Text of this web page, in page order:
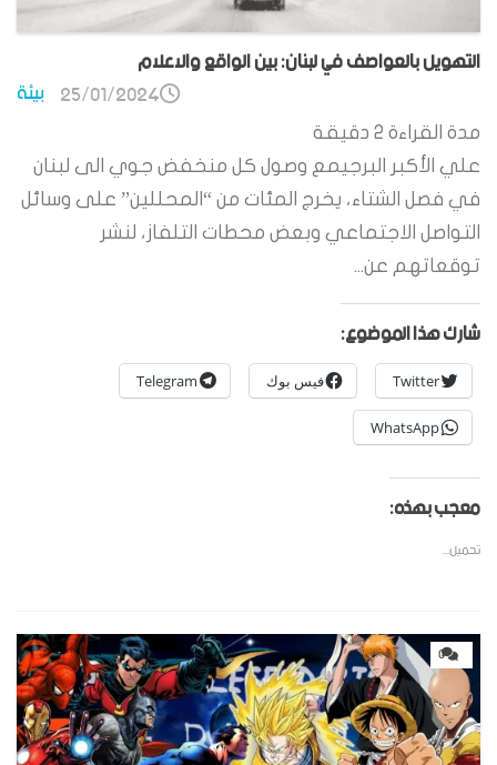
التهويل بالعواصف في لبنان: بين الواقع والاعلام
بيئة 25/01/2024
مدة القراءة 2 دقيقة
علي الأكبر البرجيمع وصول كل منخفض جوي الى لبنان
في فصل الشتاء، يخرج المئات من “المحللين” على وسائل
التواصل الاجتماعي وبعض محطات التلفاز، لنشر
توقعاتهم عن...
شارك هذا الموضوع:
Twitter فيس بوك Telegram
WhatsApp
معجب بهذه:
تحميل...
0